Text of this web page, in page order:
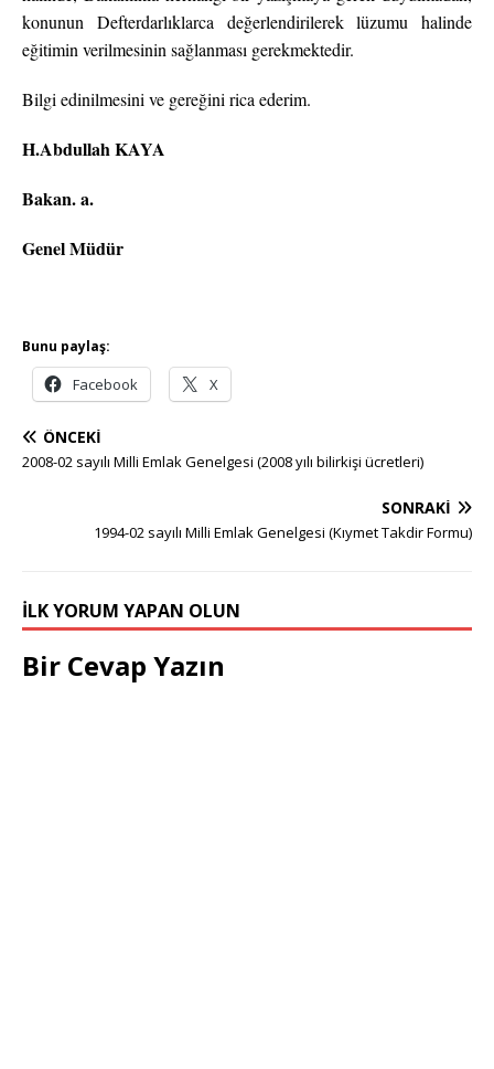
konunun Defterdarlıklarca değerlendirilerek lüzumu halinde
eğitimin verilmesinin sağlanması gerekmektedir.
Bilgi edinilmesini ve gereğini rica ederim.
H.Abdullah KAYA
Bakan. a.
Genel Müdür
Bunu paylaş:
Facebook X
ÖNCEKI
2008-02 sayılı Milli Emlak Genelgesi (2008 yılı bilirkişi ücretleri)
SONRAKI
1994-02 sayılı Milli Emlak Genelgesi (Kıymet Takdir Formu)
İLK YORUM YAPAN OLUN
Bir Cevap Yazın